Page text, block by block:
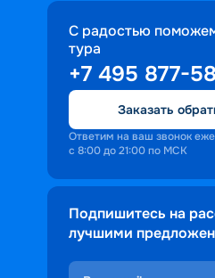
С радостью
тура
+7 495 877-
Заказать
Ответим на ваш звонок
с 8:00 до 21:00 по МСК
Подпишитесь на
лучшими